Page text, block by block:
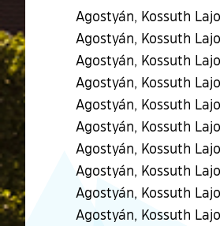
Agostyán, Kossuth
Agostyán, Kossuth
Agostyán, Kossuth
Agostyán, Kossuth
Agostyán, Kossuth
Agostyán, Kossuth
Agostyán, Kossuth
Agostyán, Kossuth
Agostyán, Kossuth
Agostyán, Kossuth